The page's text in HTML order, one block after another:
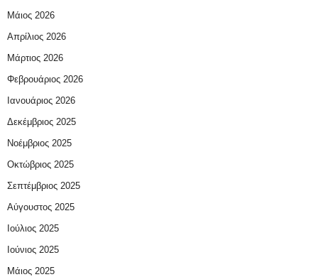
Μάιος 2026
Απρίλιος 2026
Μάρτιος 2026
Φεβρουάριος 2026
Ιανουάριος 2026
Δεκέμβριος 2025
Νοέμβριος 2025
Οκτώβριος 2025
Σεπτέμβριος 2025
Αύγουστος 2025
Ιούλιος 2025
Ιούνιος 2025
Μάιος 2025